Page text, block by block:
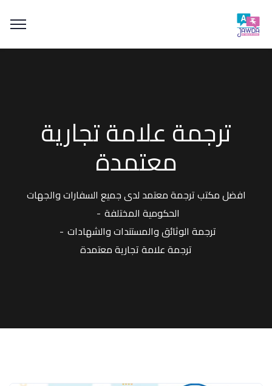
ترجمة علامة تجارية
معتمدة
افضل مكتب ترجمة معتمد لدى جميع السفارات والجهات
الحكومية المختلفة
ترجمة الوثائق والمستندات والشهادات
ترجمة علامة تجارية معتمدة